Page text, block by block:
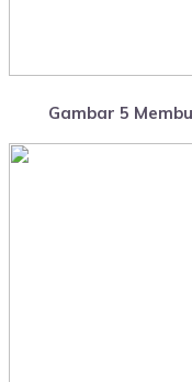
Gambar 5